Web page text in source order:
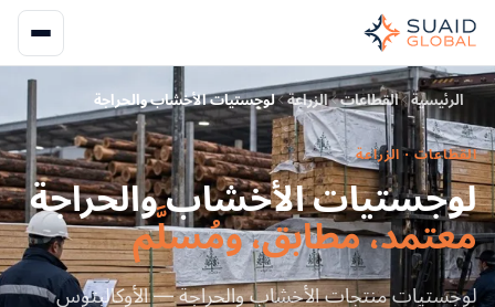
الرئيسية القطاعات الزراعة لوجستيات الأخشاب والحراجة
القطاعات · الزراعة
لوجستيات الأخشاب والحراجة
معتمد، مطابق، ومُسلَّم
لوجستيات منتجات الأخشاب والحراجة — الأوكالبتوس